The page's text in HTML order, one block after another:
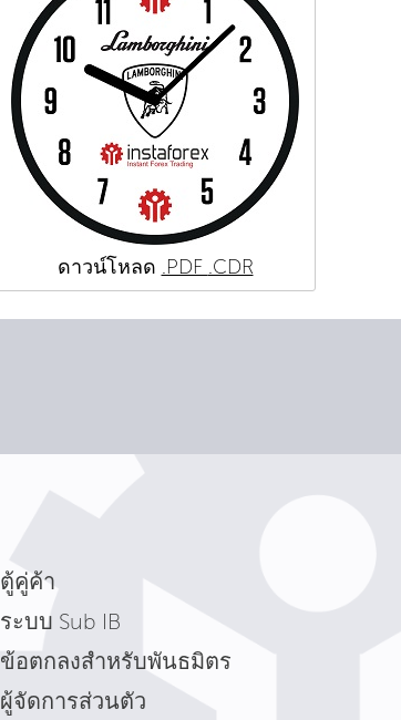
ดาวน์โหลด .PDF .CDR
ตู้คู่ค้า
ระบบ Sub IB
ข้อตกลงสำหรับพันธมิตร
ผู้จัดการส่วนตัว